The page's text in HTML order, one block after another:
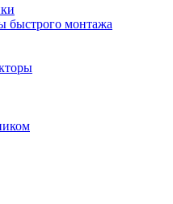
быстрого монтажа